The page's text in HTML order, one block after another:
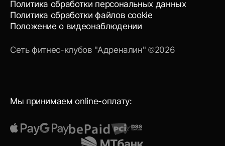
Мы принимаем online-оплату:
Политика обработки персональных данных
Политика обработки файлов cookie
Положение о видеонаблюдении
Сеть фитнес-клубов "Адреналин" ©2026